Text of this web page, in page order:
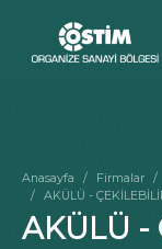
Anasayfa Firmalar
AKÜLÜ -
AKÜLÜ -